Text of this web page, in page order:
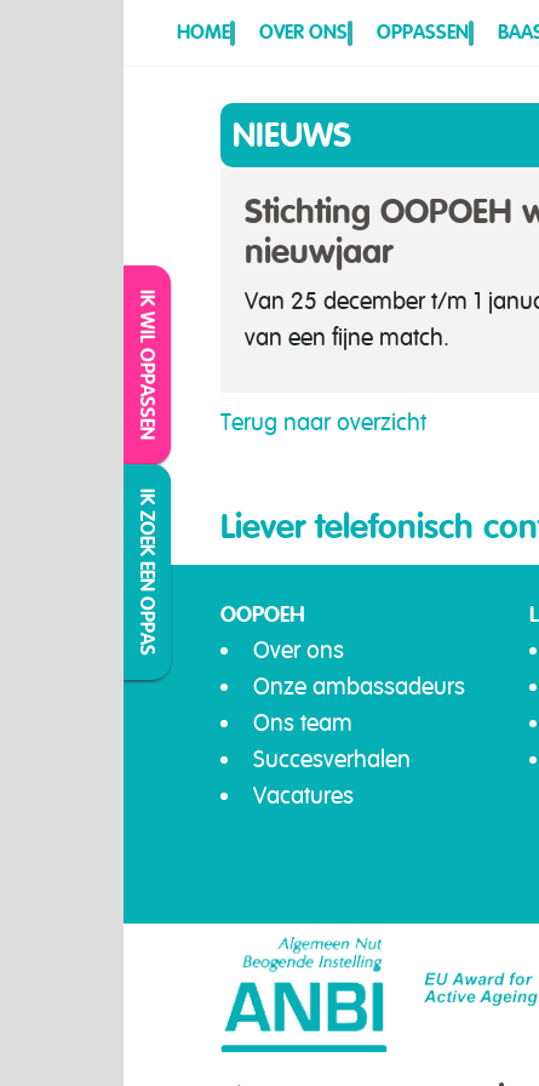
HOME OVER ONS OPPASSEN
IK WIL OPPASSEN
IK ZOEK EEN OPPAS
NIEUWS
Stichting
nieuwjaar
Van 25 december t/m 1
van een fijne match.
Terug naar overzicht
Liever telefonisch
OOPOEH
Over ons
Onze ambassadeurs
Ons team
Succesverhalen
Vacatures